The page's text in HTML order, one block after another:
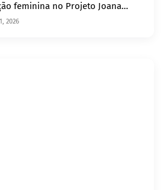
feminina no Projeto Joana
2026